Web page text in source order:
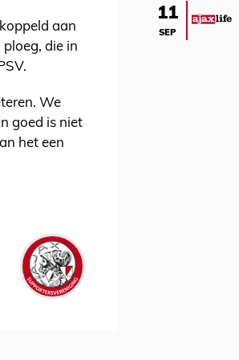
aan
die in
We
goed is niet
het een
11
SEP